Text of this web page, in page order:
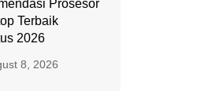
Prosesor
Terbaik
2026
8, 2026